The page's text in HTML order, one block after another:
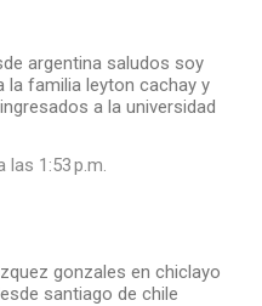
argentina saludos soy
la familia leyton cachay y
a la universidad
las 1:53 p.m.
gonzales en chiclayo
santiago de chile